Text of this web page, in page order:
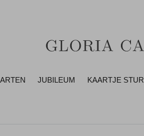
JUBILEUM KAARTJE